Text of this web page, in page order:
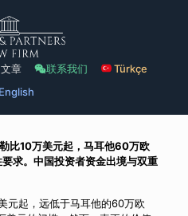
章 联系我们
Türkçe
English
比10万美元起，马耳他60万欧
求。中国投资者资金出境与双重
元起，远低于马耳他的60万欧